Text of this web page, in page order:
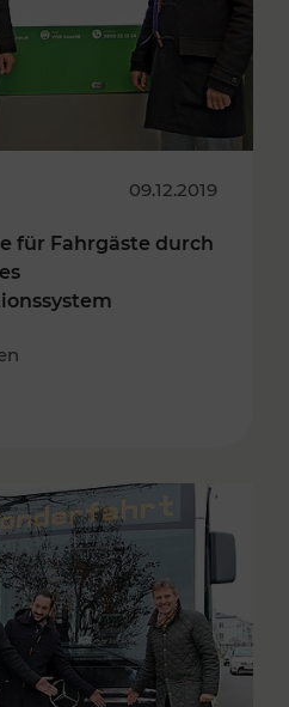
09.12.2019
für Fahrgäste durch